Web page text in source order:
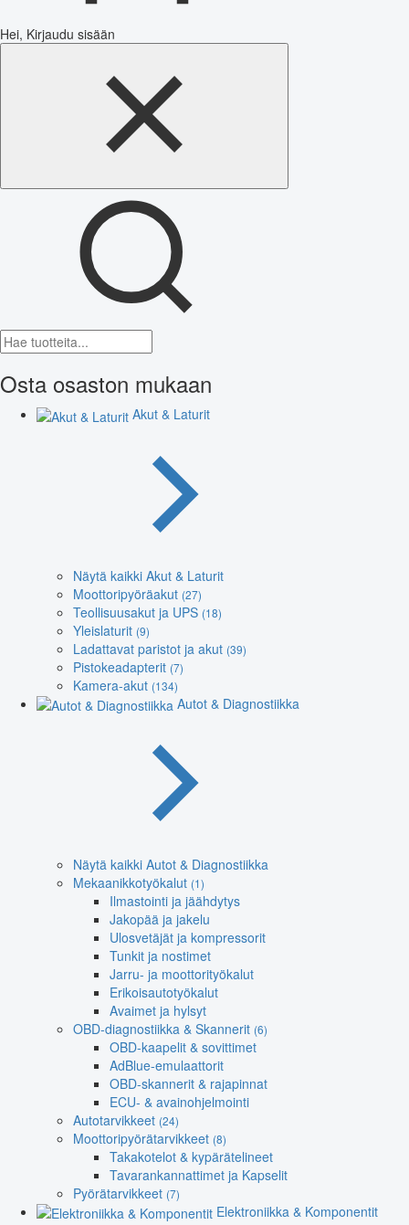
Hei, Kirjaudu sisään
Osta osaston mukaan
Akut & Laturit
Näytä kaikki Akut & Laturit
Moottoripyöräakut (27)
Teollisuusakut ja UPS (18)
Yleislaturit (9)
Ladattavat paristot ja akut (39)
Pistokeadapterit (7)
Kamera-akut (134)
Autot & Diagnostiikka
Näytä kaikki Autot & Diagnostiikka
Mekaanikkotyökalut (1)
Ilmastointi ja jäähdytys
Jakopää ja jakelu
Ulosvetäjät ja kompressorit
Tunkit ja nostimet
Jarru- ja moottorityökalut
Erikoisautotyökalut
Avaimet ja hylsyt
OBD-diagnostiikka & Skannerit (6)
OBD-kaapelit & sovittimet
AdBlue-emulaattorit
OBD-skannerit & rajapinnat
ECU- & avainohjelmointi
Autotarvikkeet (24)
Moottoripyörätarvikkeet (8)
Takakotelot & kypärätelineet
Tavarankannattimet ja Kapselit
Pyörätarvikkeet (7)
Elektroniikka & Komponentit